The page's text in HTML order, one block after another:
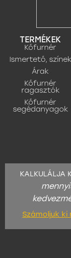
TERMÉKEK
Kőfurnér
Ismertető, színek
Árak
Kőfurnér
ragasztók
Kőfurnér
segédanyagok
KALKULÁLJA
Számoljuk ki